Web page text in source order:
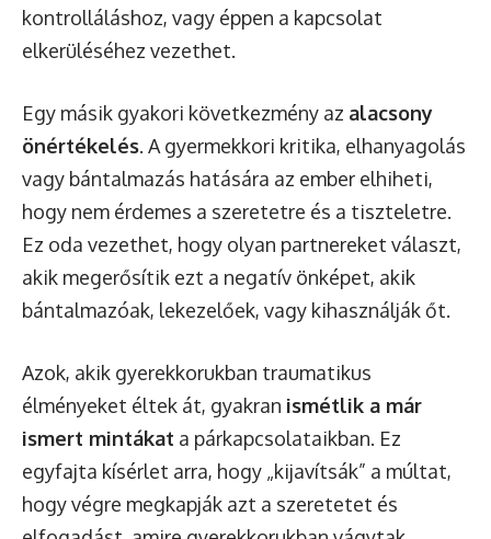
kontrolláláshoz, vagy éppen a kapcsolat
elkerüléséhez vezethet.
Egy másik gyakori következmény az alacsony
önértékelés. A gyermekkori kritika, elhanyagolás
vagy bántalmazás hatására az ember elhiheti,
hogy nem érdemes a szeretetre és a tiszteletre.
Ez oda vezethet, hogy olyan partnereket választ,
akik megerősítik ezt a negatív önképet, akik
bántalmazóak, lekezelőek, vagy kihasználják őt.
Azok, akik gyerekkorukban traumatikus
élményeket éltek át, gyakran ismétlik a már
ismert mintákat a párkapcsolataikban. Ez
egyfajta kísérlet arra, hogy „kijavítsák” a múltat,
hogy végre megkapják azt a szeretetet és